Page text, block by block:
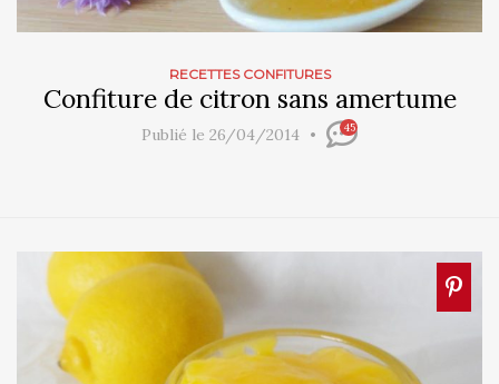
RECETTES CONFITURES
Confiture de citron sans amertume
Publié le 26/04/2014 45